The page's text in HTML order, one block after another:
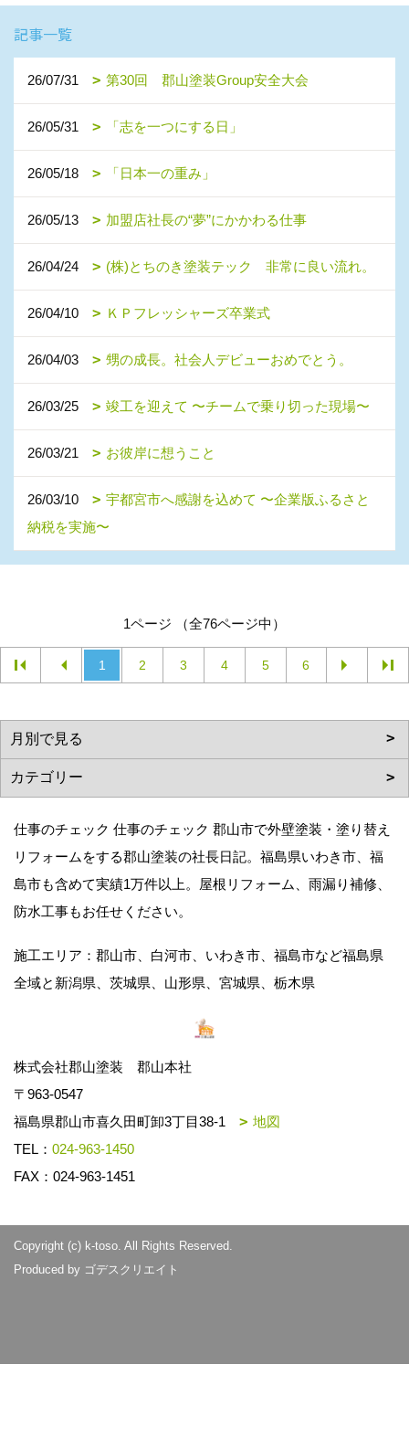
記事一覧
26/07/31 第30回 郡山塗装Group安全大会
26/05/31 「志を一つにする日」
26/05/18 「日本一の重み」
26/05/13 加盟店社長の“夢”にかかわる仕事
26/04/24 (株)とちのき塗装テック 非常に良い流れ。
26/04/10 ＫＰフレッシャーズ卒業式
26/04/03 甥の成長。社会人デビューおめでとう。
26/03/25 竣工を迎えて 〜チームで乗り切った現場〜
26/03/21 お彼岸に想うこと
26/03/10
宇都宮市へ感謝を込めて 〜企業版ふるさと
納税を実施〜
1ページ （全76ページ中）
1 2 3 4 5 6
仕事のチェック 仕事のチェック 郡山市で外壁塗装・塗り替え
リフォームをする郡山塗装の社長日記。福島県いわき市、福
島市も含めて実績1万件以上。屋根リフォーム、雨漏り補修、
防水工事もお任せください。
施工エリア：郡山市、白河市、いわき市、福島市など福島県
全域と新潟県、茨城県、山形県、宮城県、栃木県
株式会社郡山塗装 郡山本社
〒963-0547
福島県郡山市喜久田町卸3丁目38-1
地図
TEL： 024-963-1450
FAX：024-963-1451
Copyright (c) k-toso. All Rights Reserved.
Produced by ゴデスクリエイト